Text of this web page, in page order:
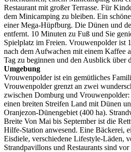
Restaurant mit großer Terrasse. Für
dem Minicamping zu bleiben. Ein
einer Mega-Hüpfburg. Die Dünen und
entfernt. 10 Minuten zu Fuß und Sie
Spielplatz im Freien. Vrouwenpolder ist
nach dem Aufwachen mit einem Kaffee
Tag zu beginnen und den Ausblick über
Umgebung
Vrouwenpolder ist ein gemütliches
Vrouwenpolder grenzt an zwei
zwischen Domburg und
einen breiten Streifen Land mit Dünen
Oranjezon-Dünengebiet (400 ha).
Breite Von Mai bis September ist die
Hilfe-Station anwesend. Eine Bäckerei,
Eisdiele, verschiedene Lifestyle-Läden,
Strandpavillons und Restaurants sind vor